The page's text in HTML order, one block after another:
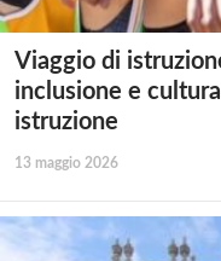
Viaggio di
inclusione e
istruzione
13 maggio 2026